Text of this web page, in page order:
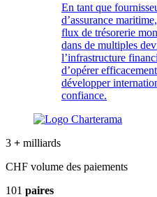
En tant que
d’assurance
flux de trésorerie
dans de multiples
l’infrastructure
d’opérer
développer
confiance.
3 + milliards
CHF volume des paiements
101 paires